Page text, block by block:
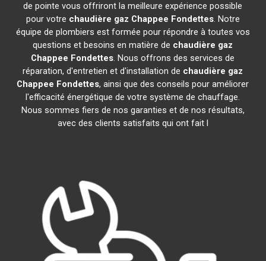
de pointe vous offriront la meilleure expérience possible
pour votre chaudière gaz Chappee Fondettes. Notre
équipe de plombiers est formée pour répondre à toutes vos
questions et besoins en matière de chaudière gaz
Chappee Fondettes. Nous offrons des services de
réparation, d'entretien et d'installation de chaudière gaz
Chappee Fondettes, ainsi que des conseils pour améliorer
l'efficacité énergétique de votre système de chauffage.
Nous sommes fiers de nos garanties et de nos résultats,
avec des clients satisfaits qui ont fait l